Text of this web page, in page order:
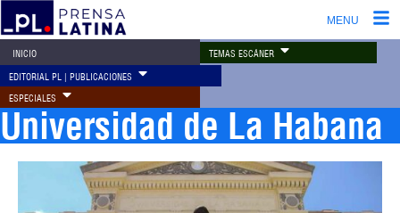
MENU
INICIO TEMAS ESCÁNER
EDITORIAL PL | PUBLICACIONES
ESPECIALES
Universidad de La Habana